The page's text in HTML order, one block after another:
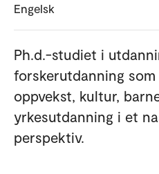
Engelsk
Ph.d.-studiet i
forskerutdanning
oppvekst, kultur,
yrkesutdanning i et
perspektiv.